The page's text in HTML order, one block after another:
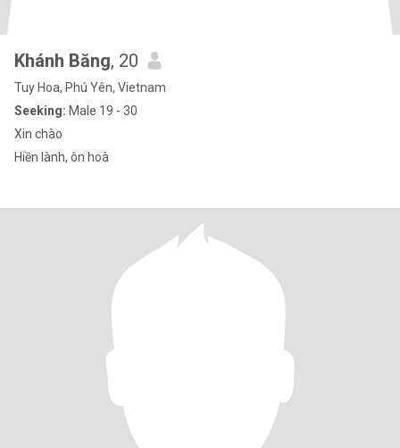
Khánh Băng, 20
Tuy Hoa, Phú Yên, Vietnam
Seeking: Male 19 - 30
Xin chào
Hiền lành, ôn hoà